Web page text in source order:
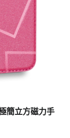
簡立方磁力手